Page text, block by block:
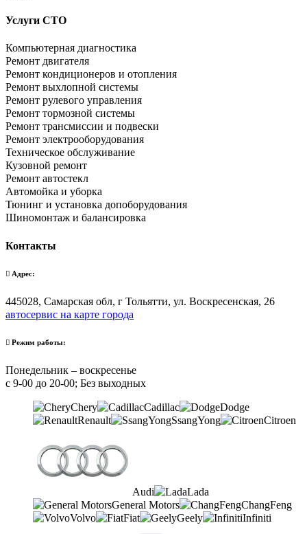
Услуги СТО
Компьютерная диагностика
Ремонт двигателя
Ремонт кондиционеров и отопления
Ремонт выхлопной системы
Ремонт рулевого управления
Ремонт тормозной системы
Ремонт трансмиссии и подвески
Ремонт электрооборудования
Техническое обслуживание
Кузовной ремонт
Ремонт автостекл
Автомойка и уборка
Тюнинг и установка допоборудования
Шиномонтаж и балансировка
Контакты
Адрес:
445028, Самарская обл, г Тольятти, ул. Воскресенская, 26
автосервис на карте города
Режим работы:
Понедельник – воскресенье
с 9-00 до 20-00; Без выходных
Chery Cadillac
Dodge
Renault
SsangYong Citroen
Audi
Lada
General Motors
ChangFeng
Volvo
Fiat Geely Infiniti